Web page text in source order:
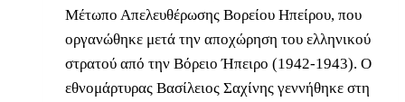
Μέτωπο Απελευθέρωσης Βορείου Ηπείρου, που
οργανώθηκε μετά την αποχώρηση του ελληνικού
στρατού από την Βόρειο Ήπειρο (1942-1943). Ο
εθνομάρτυρας Βασίλειος Σαχίνης γεννήθηκε στη